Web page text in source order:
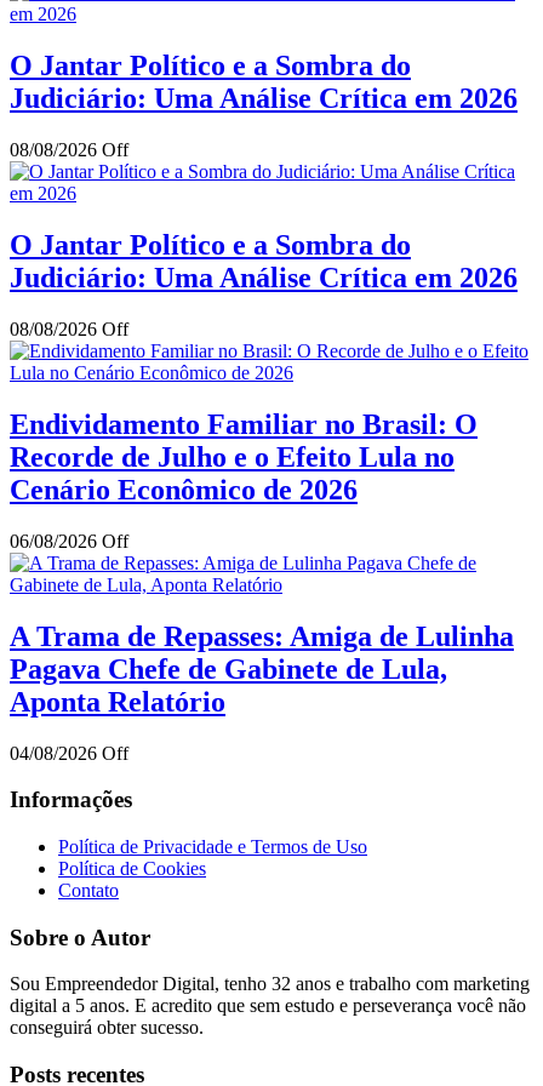
O Jantar Político e a Sombra do
Judiciário: Uma Análise Crítica em 2026
08/08/2026 Off
O Jantar Político e a Sombra do
Judiciário: Uma Análise Crítica em 2026
08/08/2026 Off
Endividamento Familiar no Brasil: O
Recorde de Julho e o Efeito Lula no
Cenário Econômico de 2026
06/08/2026 Off
A Trama de Repasses: Amiga de Lulinha
Pagava Chefe de Gabinete de Lula,
Aponta Relatório
04/08/2026 Off
Informações
Política de Privacidade e Termos de Uso
Política de Cookies
Contato
Sobre o Autor
Sou Empreendedor Digital, tenho 32 anos e trabalho com marketing
digital a 5 anos. E acredito que sem estudo e perseverança você não
conseguirá obter sucesso.
Posts recentes